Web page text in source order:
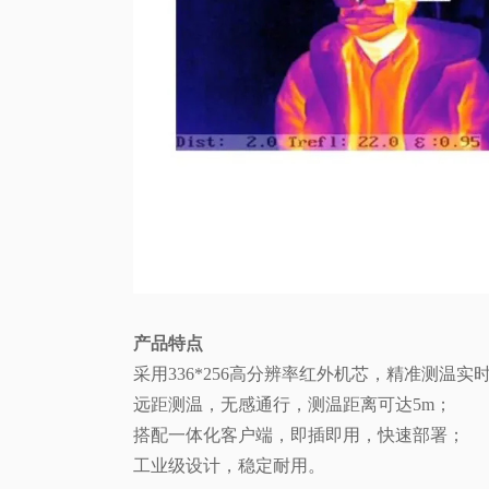
产品特点
采用336*256高分辨率红外机芯，精准测温实
远距测温，无感通行，测温距离可达5m；
搭配一体化客户端，即插即用，快速部署；
工业级设计，稳定耐用。